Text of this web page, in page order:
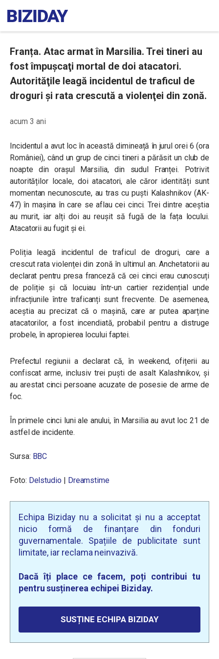
Franța. Atac armat în Marsilia. Trei tineri au
fost împuşcaţi mortal de doi atacatori.
Autorităţile leagă incidentul de traficul de
droguri şi rata crescută a violenţei din zonă.
acum 3 ani
Incidentul a avut loc în această dimineață în jurul orei 6 (ora
României), când un grup de cinci tineri a părăsit un club de
noapte din orașul Marsilia, din sudul Franței. Potrivit
autorităților locale, doi atacatori, ale căror identități sunt
momentan necunoscute, au tras cu puști Kalashnikov (AK-
47) în mașina în care se aflau cei cinci. Trei dintre aceștia
au murit, iar alți doi au reușit să fugă de la fața locului.
Atacatorii au fugit și ei.
Poliția leagă incidentul de traficul de droguri, care a
crescut rata violenței din zonă în ultimul an. Anchetatorii au
declarat pentru presa franceză că cei cinci erau cunoscuți
de poliție și că locuiau într-un cartier rezidențial unde
infracțiunile între traficanți sunt frecvente. De asemenea,
aceștia au precizat că o mașină, care ar putea aparține
atacatorilor, a fost incendiată, probabil pentru a distruge
probele, în apropierea locului faptei.
Prefectul regiunii a declarat că, în weekend, ofițerii au
confiscat arme, inclusiv trei puști de asalt Kalashnikov, și
au arestat cinci persoane acuzate de posesie de arme de
foc.
În primele cinci luni ale anului, în Marsilia au avut loc 21 de
astfel de incidente.
Sursa: BBC
Foto: Delstudio | Dreamstime
Echipa Biziday nu a solicitat și nu a acceptat
nicio formă de finanțare din fonduri
guvernamentale. Spațiile de publicitate sunt
limitate, iar reclama neinvazivă.
Dacă îți place ce facem, poți contribui tu
pentru susținerea echipei Biziday.
SUSȚINE ECHIPA BIZIDAY